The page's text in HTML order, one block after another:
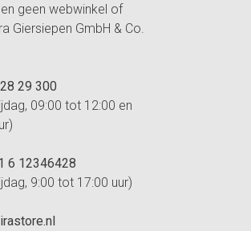
geen webwinkel of
Giersiepen GmbH & Co.
29 300
09:00 tot 12:00 en
6 12346428
9:00 tot 17:00 uur)